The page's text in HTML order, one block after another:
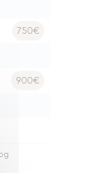
750€
900€